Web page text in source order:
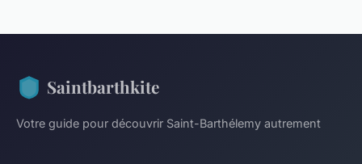
Saintbarthkite
Votre guide pour découvrir Saint-Barthélemy autrement